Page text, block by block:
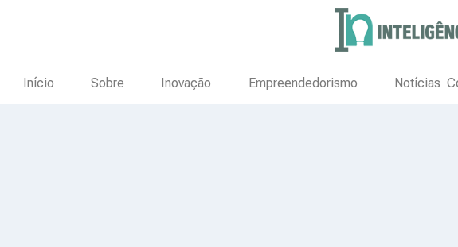
Início Sobre Inovação Empreendedorismo Notícias